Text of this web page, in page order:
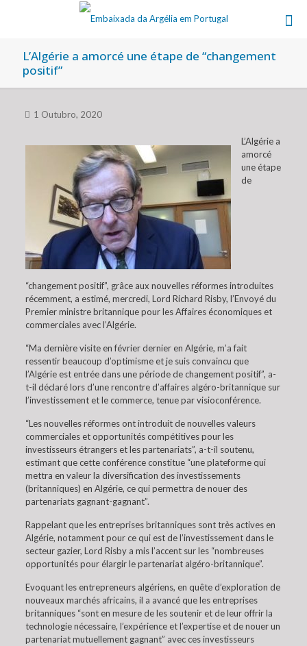
L’Algérie a amorcé une étape de “changement
positif”
1 Outubro, 2020
L’Algérie a
amorcé
une étape
de
“changement positif”, grâce aux nouvelles réformes introduites
récemment, a estimé, mercredi, Lord Richard Risby, l’Envoyé du
Premier ministre britannique pour les Affaires économiques et
commerciales avec l’Algérie.
“Ma dernière visite en février dernier en Algérie, m’a fait
ressentir beaucoup d’optimisme et je suis convaincu que
l’Algérie est entrée dans une période de changement positif”, a-
t-il déclaré lors d’une rencontre d’affaires algéro-britannique sur
l’investissement et le commerce, tenue par visioconférence.
“Les nouvelles réformes ont introduit de nouvelles valeurs
commerciales et opportunités compétitives pour les
investisseurs étrangers et les partenariats”, a-t-il soutenu,
estimant que cette conférence constitue “une plateforme qui
mettra en valeur la diversification des investissements
(britanniques) en Algérie, ce qui permettra de nouer des
partenariats gagnant-gagnant”.
Rappelant que les entreprises britanniques sont très actives en
Algérie, notamment pour ce qui est de l’investissement dans le
secteur gazier, Lord Risby a mis l’accent sur les “nombreuses
opportunités pour élargir le partenariat algéro-britannique”.
Evoquant les entrepreneurs algériens, en quête d’exploration de
nouveaux marchés africains, il a avancé que les entreprises
britanniques “sont en mesure de les soutenir et de leur offrir la
technologie nécessaire, l’expérience et l’expertise et de nouer un
partenariat mutuellement gagnant” avec ces investisseurs